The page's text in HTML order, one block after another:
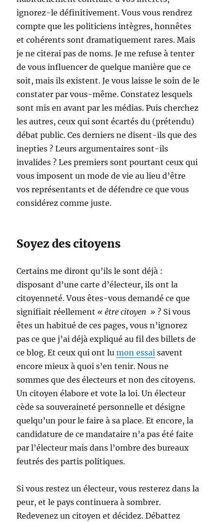
ignorez-le définitivement. Vous vous rendrez
compte que les politiciens intègres, honnêtes
et cohérents sont dramatiquement rares. Mais
je ne citerai pas de noms. Je me refuse à tenter
de vous influencer de quelque manière que ce
soit, mais ils existent. Je vous laisse le soin de le
constater par vous-même. Constatez lesquels
sont mis en avant par les médias. Puis cherchez
les autres, ceux qui sont écartés du (prétendu)
débat public. Ces derniers ne disent-ils que des
inepties ? Leurs argumentaires sont-ils
invalides ? Les premiers sont pourtant ceux qui
vous imposent un mode de vie au lieu d’être
vos représentants et de défendre ce que vous
considérez comme juste.
Soyez des citoyens
Certains me diront qu’ils le sont déjà :
disposant d’une carte d’électeur, ils ont la
citoyenneté. Vous êtes-vous demandé ce que
signifiait réellement « être citoyen » ? Si vous
êtes un habitué de ces pages, vous n’ignorez
pas ce que j’ai déjà expliqué au fil des billets de
ce blog. Et ceux qui ont lumon essai savent
encore mieux à quoi s’en tenir. Nous ne
sommes que des électeurs et non des citoyens.
Un citoyen élabore et vote la loi. Un électeur
cède sa souveraineté personnelle et désigne
quelqu’un pour le faire à sa place. Et encore, la
candidature de ce mandataire n’a pas été faite
par l’électeur mais dans l’ombre des bureaux
feutrés des partis politiques.
Si vous restez un électeur, vous resterez dans la
peur, et le pays continuera à sombrer.
Redevenez un citoyen et décidez. Débattez